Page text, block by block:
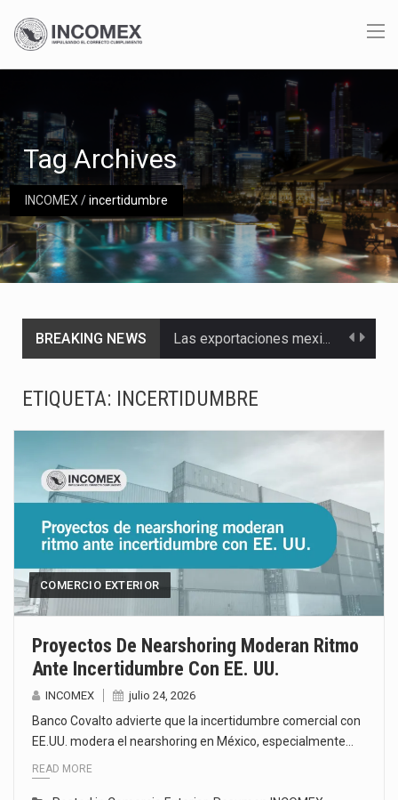
INCOMEX/incertidumbre
Tag Archives
BREAKING NEWS Las exportaciones mexicanas de vehículos ligeros disminuyeron 9.67 % en julio a tasa anual, alcanzando…
Ante la suspensión temporal de las inspecciones sanitarias del Departamento de Agricultura de Estados Unidos…
ETIQUETA: INCERTIDUMBRE
COMERCIO EXTERIOR
Proyectos De Nearshoring Moderan Ritmo
Ante Incertidumbre Con EE. UU.
INCOMEX julio 24, 2026
Banco Covalto advierte que la incertidumbre comercial con
EE.UU. modera el nearshoring en México, especialmente…
READ MORE